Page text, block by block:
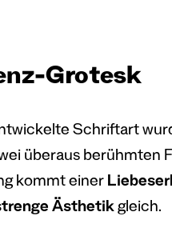
Grotesk
Schriftart
überaus berühmten
kommt einer
Ästhetikgleich.